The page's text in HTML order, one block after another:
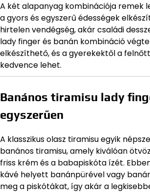
A két alapanyag kombinációja remek
a gyors és egyszerű édességek
hirtelen vendégség, akár családi
lady finger és banán kombináció
elkészíthető, és a gyerekektől a
kedvence lehet.
Banános tiramisu lady
egyszerűen
A klasszikus olasz tiramisu egyik
banános tiramisu, amely kiválóan
friss krém és a babapiskóta ízét.
kávé helyett banánpürével vagy
meg a piskótákat, így akár a